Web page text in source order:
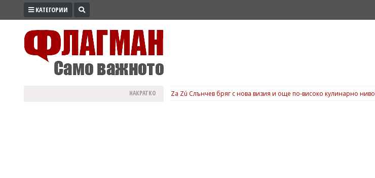
ПРОМО
КАТЕГОРИИ
НАКРАТКО Za Zú Слънчев бряг с нова визия и още по-високо кулинарно ниво